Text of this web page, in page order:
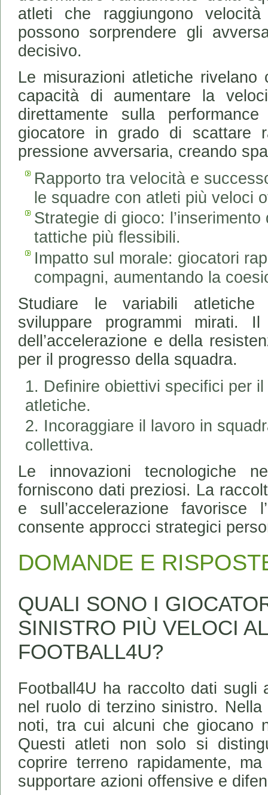
atleti che raggiungono
possono sorprendere gli
decisivo.
Le misurazioni atletiche rivelano
capacità di aumentare la
direttamente sulla
giocatore in grado di scattare
pressione avversaria, creando
Rapporto tra velocità e
le squadre con atleti più veloci
Strategie di gioco:
tattiche più flessibili.
Impatto sul morale: giocatori
compagni, aumentando la
Studiare le variabili
sviluppare programmi mirati.
dell’accelerazione e della
per il progresso della squadra.
Definire obiettivi specifici per
atletiche.
Incoraggiare il lavoro in
collettiva.
Le innovazioni tecnologiche
forniscono dati preziosi. La
e sull’accelerazione favorisce
consente approcci strategici
DOMANDE E
QUALI SONO I
SINISTRO PIÙ VELOCI
FOOTBALL4U?
Football4U ha raccolto dati sugli
nel ruolo di terzino sinistro.
noti, tra cui alcuni che giocano
Questi atleti non solo si
coprire terreno rapidamente,
supportare azioni offensive e